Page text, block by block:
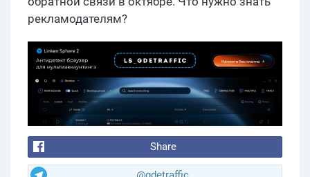
рекламодателям?
Share